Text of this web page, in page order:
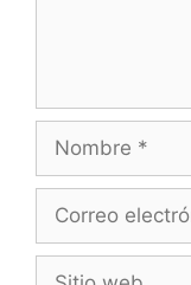
Nombre
Correo
Sitio